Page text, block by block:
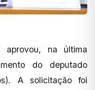
aprovou, na última
do deputado
A solicitação foi